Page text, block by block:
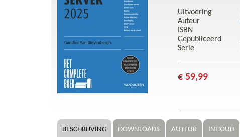
Uitvoering
Auteur
ISBN
Gepubliceerd
Serie
€ 59,99
BESCHRIJVING DOWNLOADS AUTEUR INHOUD